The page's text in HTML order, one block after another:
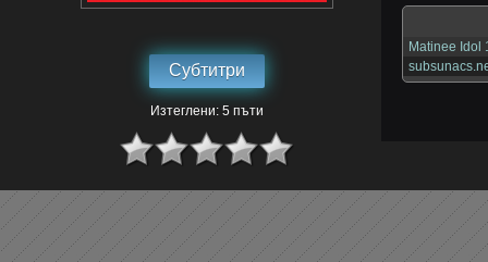
Субтитри
Изтеглени: 5 пъти
Matinee Idol